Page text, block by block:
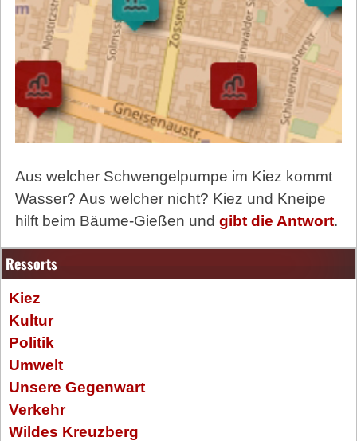
Aus welcher Schwengelpumpe im Kiez kommt
Wasser? Aus welcher nicht? Kiez und Kneipe
hilft beim Bäume-Gießen und gibt die Antwort.
Ressorts
Kiez
Kultur
Politik
Umwelt
Unsere Gegenwart
Verkehr
Wildes Kreuzberg